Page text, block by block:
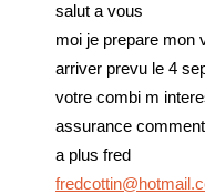
salut a vous
moi je prepare mon
arriver prevu le 4
votre combi m
assurance
a plus fred